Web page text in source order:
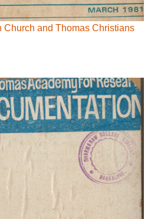
Church and Thomas Christians